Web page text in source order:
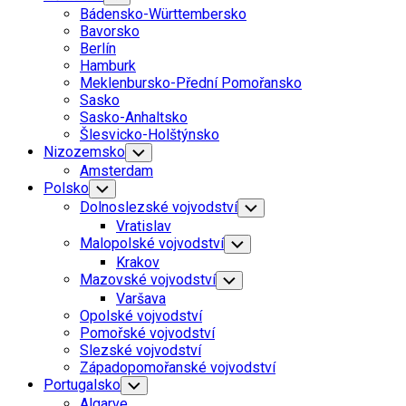
Child
Menu
Bádensko-Württembersko
Bavorsko
Berlín
Hamburk
Meklenbursko-Přední Pomořansko
Sasko
Sasko-Anhaltsko
Šlesvicko-Holštýnsko
Nizozemsko Toggle
Child
Menu
Amsterdam
Polsko Toggle
Child
Menu
Dolnoslezské vojvodství Toggle
Child
Menu
Vratislav
Malopolské vojvodství Toggle
Child
Menu
Krakov
Mazovské vojvodství Toggle
Child
Varšava
Opolské vojvodství
Pomořské vojvodství
Slezské vojvodství
Západopomořanské vojvodství
Portugalsko Toggle
Child